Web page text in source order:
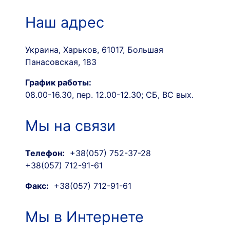
Наш адрес
Украина, Харьков, 61017, Большая
Панасовская, 183
График работы:
08.00-16.30, пер. 12.00-12.30; СБ, ВС вых.
Мы на связи
Телефон: +38(057) 752-37-28
+38(057) 712-91-61
Факс: +38(057) 712-91-61
Мы в Интернете